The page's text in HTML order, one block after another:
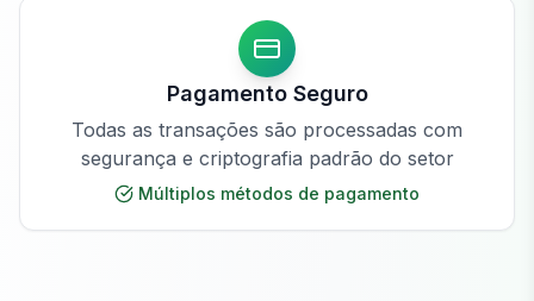
Pagamento Seguro
Todas as transações são processadas com
segurança e criptografia padrão do setor
Múltiplos métodos de pagamento